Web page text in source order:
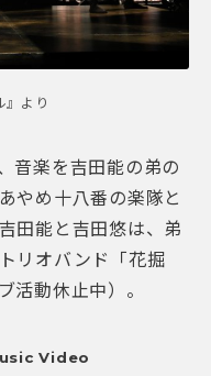
』より
音楽を吉田能の弟の
やめ十八番の楽隊と
田能と吉田悠は、弟
リオバンド「花掘
活動休止中）。
Video